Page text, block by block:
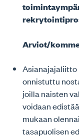
Arviot/
Asianajajaliitto
onnistuttu
joilla naisten
voidaan
mukaan
tasapuolisen